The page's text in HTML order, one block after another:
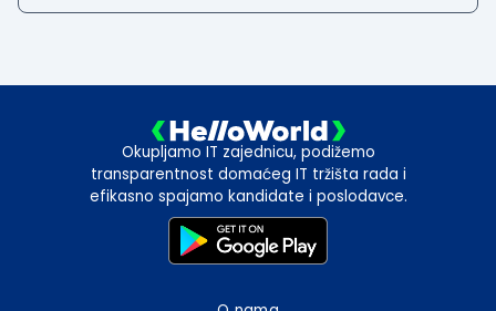
Okupljamo IT zajednicu, podižemo
transparentnost domaćeg IT tržišta rada i
efikasno spajamo kandidate i poslodavce.